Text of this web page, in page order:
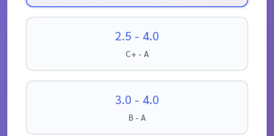
2.5 - 4.0
C+ - A
3.0 - 4.0
B - A